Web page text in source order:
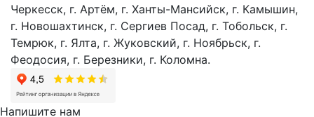
Черкесск, г. Артём, г. Ханты-Мансийск, г. Камышин,
г. Новошахтинск, г. Сергиев Посад, г. Тобольск, г.
Темрюк, г. Ялта, г. Жуковский, г. Ноябрьск, г.
Феодосия, г. Березники, г. Коломна.
Напишите нам